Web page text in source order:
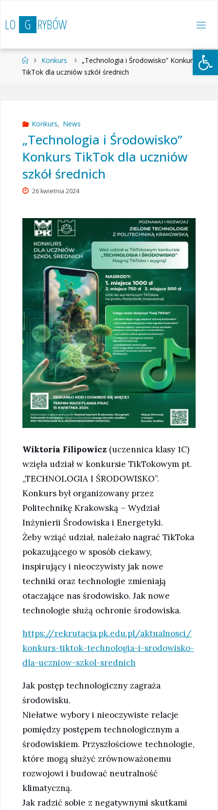
do
treści
LO G RYBÓW
Strona
główna
Konkurs
„Technologia i Środowisko” Konkurs
TikTok dla uczniów szkół średnich
Konkurs, News
„Technologia i Środowisko”
Konkurs TikTok dla uczniów
szkół średnich
26 kwietnia 2024
Wiktoria Filipowicz(uczennica klasy 1C)
wzięła udział w konkursie TikTokowym pt.
„TECHNOLOGIA I ŚRODOWISKO”.
Konkurs był organizowany przez
Politechnikę Krakowską – Wydział
Inżynierii Środowiska i Energetyki.
Żeby wziąć udział, należało nagrać TikToka
pokazującego w sposób ciekawy,
inspirujący i nieoczywisty jak nowe
techniki oraz technologie zmieniają
otaczające nas środowisko. Jak nowe
technologie służą ochronie środowiska.
https://rekrutacja.pk.edu.pl/aktualnosci/
konkurs-tiktok-technologia-i-srodowisko-
dla-uczniow-szkol-srednich
Jak postęp technologiczny zagraża
środowisku.
Niełatwe wybory i nieoczywiste relacje
pomiędzy postępem technologicznym a
środowiskiem. Przyszłościowe technologie,
które mogą służyć zrównoważonemu
rozwojowi i budować neutralność
klimatyczną.
Jak radzić sobie z negatywnymi skutkami